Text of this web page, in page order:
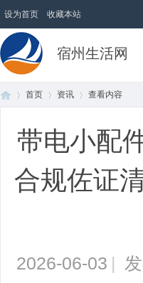
设为首页 收藏本站
宿州生活网
首页 资讯 查看内容
带电小配
合规佐证
2026-06-03 |